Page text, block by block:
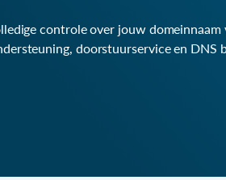
controle over jouw domeinnaam
doorstuurservice en DNS